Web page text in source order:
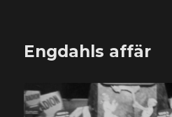
Engdahls affär